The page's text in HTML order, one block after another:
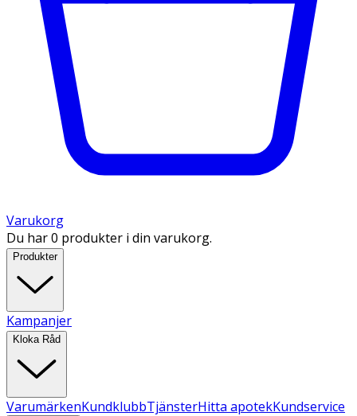
Varukorg
Du har 0 produkter i din varukorg.
Produkter
Kampanjer
Kloka Råd
VarumärkenKundklubbTjänsterHitta apotekKundservice